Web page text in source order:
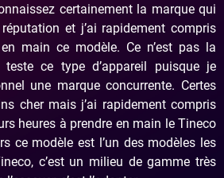
certainement la marque qui
et j’ai rapidement compris
main ce modèle. Ce n’est pas la
ce type d’appareil puisque je
une marque concurrente. Certes
cher mais j’ai rapidement compris
heures à prendre en main le Tineco
ce modèle est l’un des modèles les
c’est un milieu de gamme très